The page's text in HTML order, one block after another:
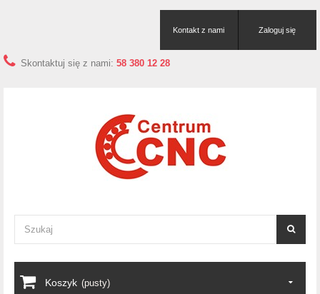
Zaloguj się
Kontakt z nami
Skontaktuj się z nami: 58 380 12 28
Koszyk (pusty)